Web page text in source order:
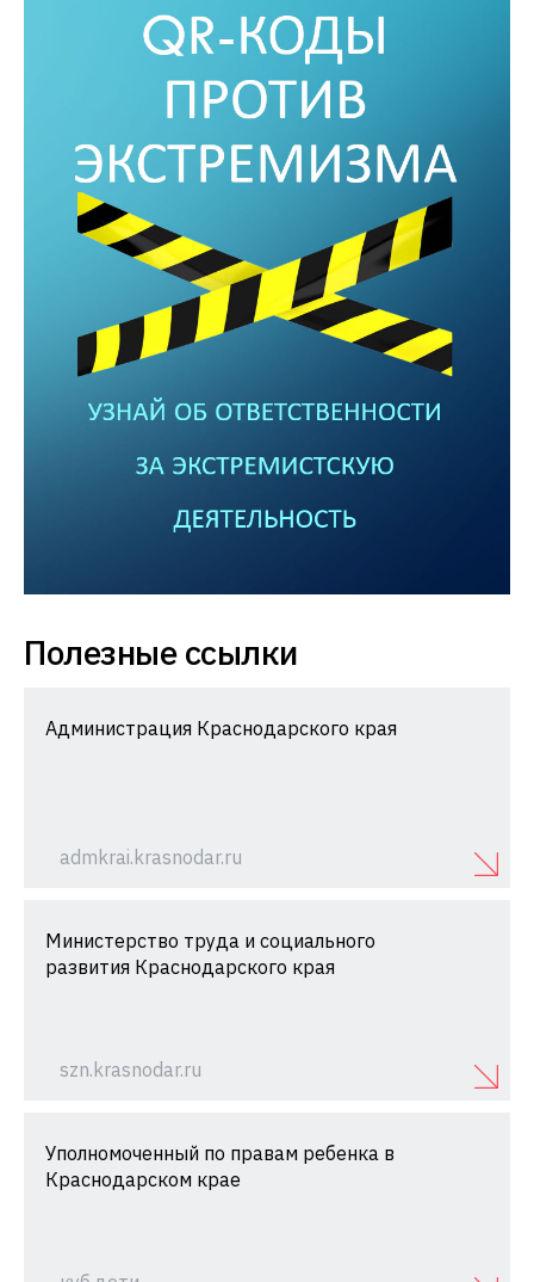
Полезные ссылки
Администрация Краснодарского края
admkrai.krasnodar.ru
Министерство труда и социального
развития Краснодарского края
szn.krasnodar.ru
Уполномоченный по правам ребенка в
Краснодарском крае